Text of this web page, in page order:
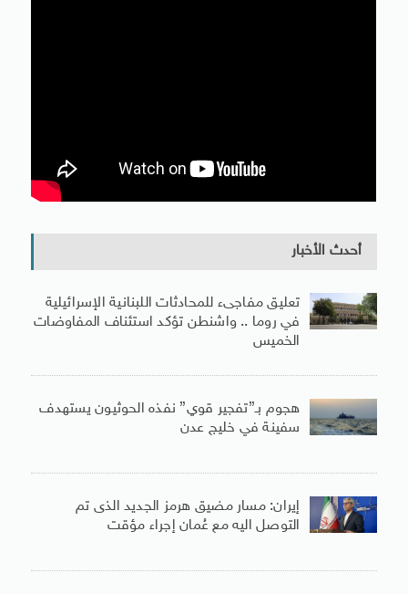
أحدث الأخبار
تعليق مفاجىء للمحادثات اللبنانية الإسرائيلية
في روما .. واشنطن تؤكد استئناف المفاوضات
الخميس
هجوم بـ”تفجير قوي” نفذه الحوثيون يستهدف
سفينة في خليج عدن
إيران: مسار مضيق هرمز الجديد الذى تم
التوصل اليه مع عُمان إجراء مؤقت